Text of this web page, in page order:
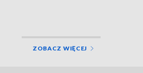
ZOBACZ WIĘCEJ